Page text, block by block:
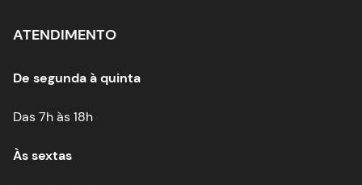
ATENDIMENTO
De segunda à quinta
Das 7h às 18h
Às sextas